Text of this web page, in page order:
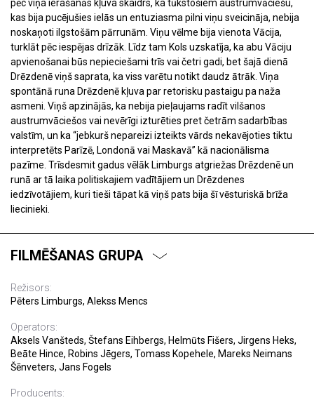
pēc viņa ierašanās kļuva skaidrs, ka tūkstošiem austrumvāciešu,
kas bija pucējušies ielās un entuziasma pilni viņu sveicināja, nebija
noskaņoti ilgstošām pārrunām. Viņu vēlme bija vienota Vācija,
turklāt pēc iespējas drīzāk. Līdz tam Kols uzskatīja, ka abu Vāciju
apvienošanai būs nepieciešami trīs vai četri gadi, bet šajā dienā
Drēzdenē viņš saprata, ka viss varētu notikt daudz ātrāk. Viņa
spontānā runa Drēzdenē kļuva par retorisku pastaigu pa naža
asmeni. Viņš apzinājās, ka nebija pieļaujams radīt vilšanos
austrumvāciešos vai nevērīgi izturēties pret četrām sadarbības
valstīm, un ka “jebkurš nepareizi izteikts vārds nekavējoties tiktu
interpretēts Parīzē, Londonā vai Maskavā” kā nacionālisma
pazīme. Trīsdesmit gadus vēlāk Limburgs atgriežas Drēzdenē un
runā ar tā laika politiskajiem vadītājiem un Drēzdenes
iedzīvotājiem, kuri tieši tāpat kā viņš pats bija šī vēsturiskā brīža
liecinieki.
FILMĒŠANAS GRUPA
Režisors:
Pēters Limburgs, Alekss Mencs
Operators:
Aksels Vanšteds, Štefans Eihbergs, Helmūts Fišers, Jirgens Heks,
Beāte Hince, Robins Jēgers, Tomass Kopehele, Mareks Neimans
Šēnveters, Jans Fogels
Producents: